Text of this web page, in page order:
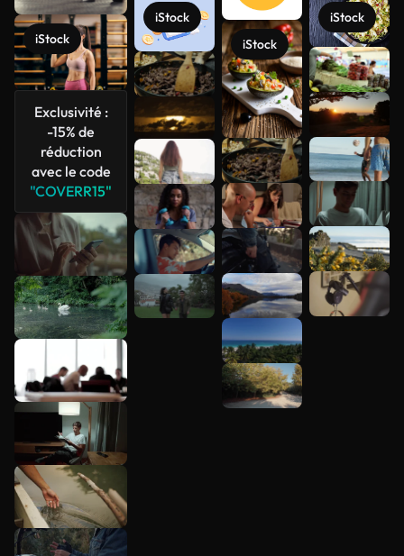
iStock
Exclusivité :
-15% de
réduction
avec le code
"COVERR15"
iStock
iStock
iStock
Voir plus